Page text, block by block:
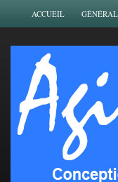
ACCUEIL